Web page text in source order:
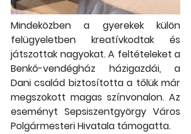
Mindeközben a gyerekek külön
felügyeletben kreatívkodtak és
játszottak nagyokat. A feltételeket a
Benkő-vendégház házigazdái, a
Dani család biztosította a tőlük már
megszokott magas színvonalon. Az
eseményt Sepsiszentgyörgy Város
Polgármesteri Hivatala támogatta.